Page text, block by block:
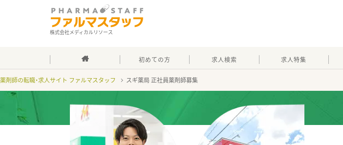
株式会社メディカルリソース
初めての方 求人検索 求人特集
薬剤師の転職・求人サイト ファルマスタッフ スギ薬局 正社員薬剤師募集